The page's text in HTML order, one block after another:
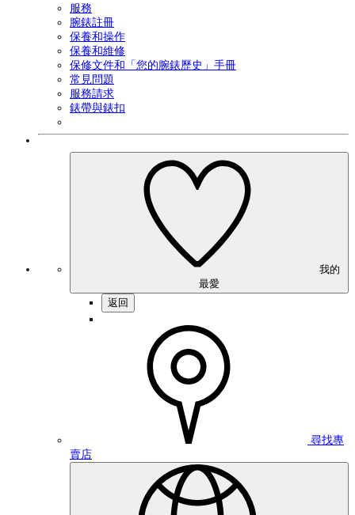
服務
腕錶註冊
保養和操作
保養和維修
保修文件和「您的腕錶歷史」手冊
常見問題
服務請求
錶帶與錶扣
最愛
返回
尋找專
賣店